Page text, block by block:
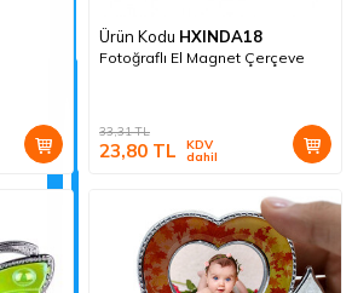
Ürün Kodu HXINDA18
Fotoğraflı El Magnet Çerçeve
33,31TL
23,80 TL KDV
dahil